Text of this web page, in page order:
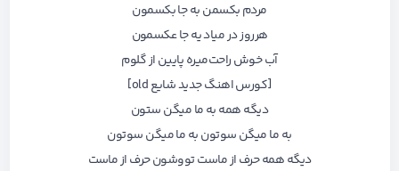
مردم بکسمن به جا بکسمون
هرروز در میاد یه جا عکسمون
آب خوش راحت‌میره پایین از گلوم
[کورساهنگ جدید شایع old
]
دیگه همه به ما میگن ستون
به ما میگن سوتون به ما میگن سوتون
دیگه همه حرف از ماست تووشون حرف از ماست